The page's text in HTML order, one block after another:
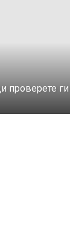
проверете ги